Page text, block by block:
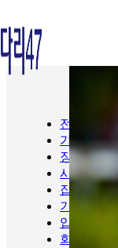
전체상품
가면
장난감
시계
잡화
기타
입고예정
회사소개